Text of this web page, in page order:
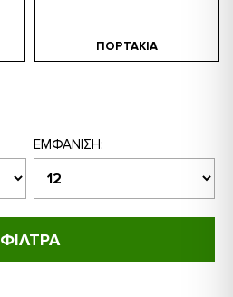
ΠΟΡΤΑΚΙΑ
ΦΙΛΤΡΑ
ΕΜΦΆΝΙΣΗ: